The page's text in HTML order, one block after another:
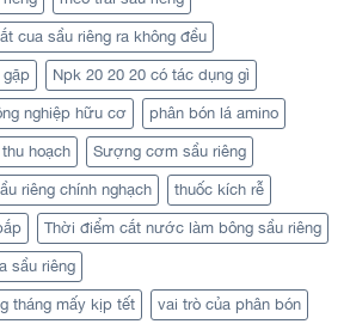
cua sầu riêng ra không đều
Npk 20 20 20 có tác dụng gì
nghiệp hữu cơ phân bón lá amino
hoạch Sượng cơm sầu riêng
riêng chính nghạch thuốc kích rễ
Thời điểm cắt nước làm bông sầu riêng
sầu riêng
tháng mấy kịp tết vai trò của phân bón